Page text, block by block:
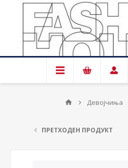
Девојчиња
ПРЕТХОДЕН ПРОДУКТ